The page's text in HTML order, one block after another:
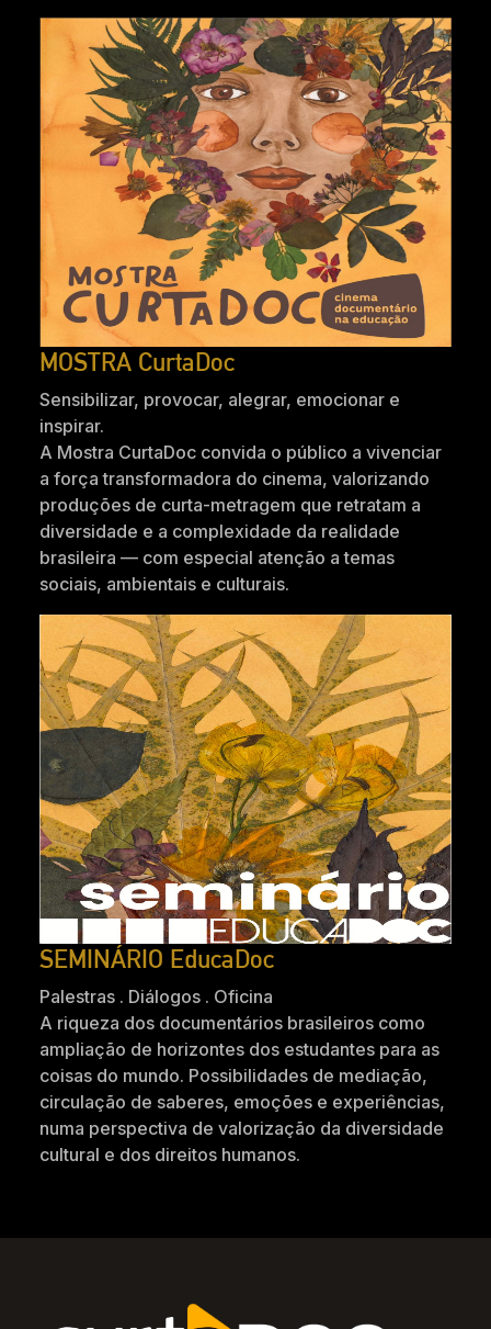
MOSTRA CurtaDoc
Sensibilizar, provocar, alegrar, emocionar e
inspirar.
A Mostra CurtaDoc convida o público a vivenciar
a força transformadora do cinema, valorizando
produções de curta-metragem que retratam a
diversidade e a complexidade da realidade
brasileira — com especial atenção a temas
sociais, ambientais e culturais.
SEMINÁRIO EducaDoc
Palestras . Diálogos . Oficina
A riqueza dos documentários brasileiros como
ampliação de horizontes dos estudantes para as
coisas do mundo. Possibilidades de mediação,
circulação de saberes, emoções e experiências,
numa perspectiva de valorização da diversidade
cultural e dos direitos humanos.